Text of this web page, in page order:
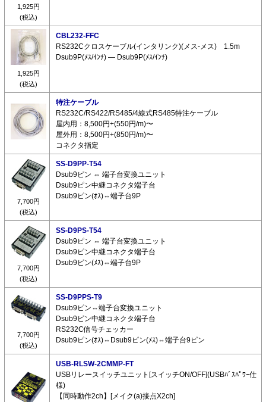
1,925円
(税込)
1,925円
(税込)
CBL232-FFC
RS232Cクロスケーブル(インタリンク)(メス-メス) 1.5m
Dsub9P(ﾒｽ/ｲﾝﾁ) ― Dsub9P(ﾒｽ/ｲﾝﾁ)
特注ケーブル
RS232C/RS422/RS485/4線式RS485特注ケーブル
屋内用：8,500円+(550円/m)〜
屋外用：8,500円+(850円/m)〜
コネクタ指定
7,700円
(税込)
SS-D9PP-T54
Dsub9ピン ⇔ 端子台変換ユニット
Dsub9ピン中継コネクタ端子台
Dsub9ピン(ｵｽ)⇔端子台9P
7,700円
(税込)
SS-D9PS-T54
Dsub9ピン ⇔ 端子台変換ユニット
Dsub9ピン中継コネクタ端子台
Dsub9ピン(ﾒｽ)⇔端子台9P
7,700円
(税込)
SS-D9PPS-T9
Dsub9ピン⇔端子台変換ユニット
Dsub9ピン中継コネクタ端子台
RS232C信号チェッカー
Dsub9ピン(ｵｽ)⇔Dsub9ピン(ﾒｽ)⇔端子台9ピン
USB-RLSW-2CMMP-FT
USBリレースイッチユニット[スイッチON/OFF](USBﾊﾞｽﾊﾟﾜｰ仕
様)
【同時動作2ch】[メイク(a)接点X2ch]